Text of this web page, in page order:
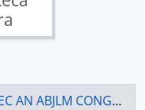
AN ABJLM CONGRESO PLENO 1951 - CONGRESO PLENO 1951